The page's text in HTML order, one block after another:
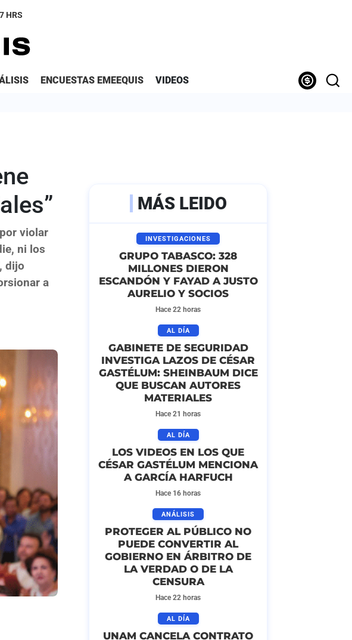
HRS
ENCUESTAS EMEEQUIS VIDEOS
violar
ni los
dijo
a
MÁS LEIDO
INVESTIGACIONES
GRUPO TABASCO: 328
MILLONES DIERON
ESCANDÓN Y FAYAD A JUSTO
AURELIO Y SOCIOS
Hace 22 horas
AL DÍA
GABINETE DE SEGURIDAD
INVESTIGA LAZOS DE CÉSAR
GASTÉLUM: SHEINBAUM DICE
QUE BUSCAN AUTORES
MATERIALES
Hace 21 horas
AL DÍA
LOS VIDEOS EN LOS QUE
CÉSAR GASTÉLUM MENCIONA
A GARCÍA HARFUCH
Hace 16 horas
ANÁLISIS
PROTEGER AL PÚBLICO NO
PUEDE CONVERTIR AL
GOBIERNO EN ÁRBITRO DE
LA VERDAD O DE LA
CENSURA
Hace 22 horas
AL DÍA
UNAM CANCELA CONTRATO